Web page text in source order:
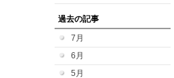
過去の記事
7月
6月
5月